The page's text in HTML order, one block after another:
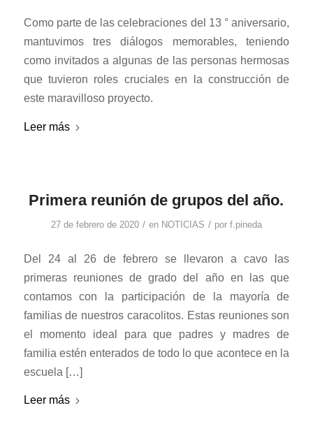
Como parte de las celebraciones del 13 ° aniversario,
mantuvimos tres diálogos memorables, teniendo
como invitados a algunas de las personas hermosas
que tuvieron roles cruciales en la construcción de
este maravilloso proyecto.
Leer más
Primera reunión de grupos del año.
27 de febrero de 2020 / en NOTICIAS / por f.pineda
Del 24 al 26 de febrero se llevaron a cavo las
primeras reuniones de grado del año en las que
contamos con la participación de la mayoría de
familias de nuestros caracolitos. Estas reuniones son
el momento ideal para que padres y madres de
familia estén enterados de todo lo que acontece en la
escuela […]
Leer más